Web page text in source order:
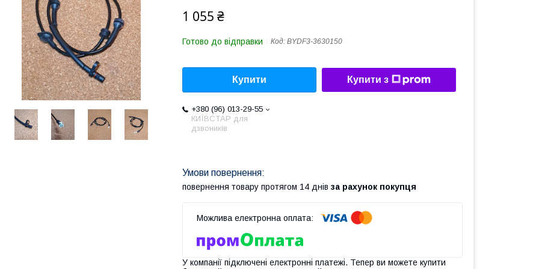
1 055 ₴
Готово до відправки Код: BYDF3-3630150
Купити Купити з
+380 (96) 013-29-55
КИЇВСТАР для
дзвоників
повернення товару протягом 14 днів за рахунок покупця
У компанії підключені електронні платежі. Тепер ви можете купити